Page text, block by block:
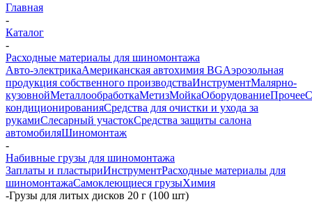
Главная
-
Каталог
-
Расходные материалы для шиномонтажа
Авто-электрикаАмериканская автохимия BGАэрозольная
продукция собственного производстваИнструментМалярно-
кузовнойМеталлообработкаМетизМойкаОборудованиеПрочее
кондиционированияСредства для очистки и ухода за
рукамиСлесарный участокСредства защиты салона
автомобиляШиномонтаж
-
Набивные грузы для шиномонтажа
Заплаты и пластыриИнструментРасходные материалы для
шиномонтажаСамоклеющиеся грузыХимия
-Грузы для литых дисков 20 г (100 шт)